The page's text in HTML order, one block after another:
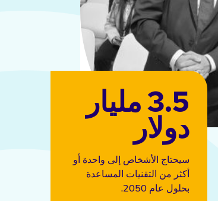
3.5 مليار
دولار
سيحتاج الأشخاص إلى واحدة أو
أكثر من التقنيات المساعدة
بحلول عام 2050.